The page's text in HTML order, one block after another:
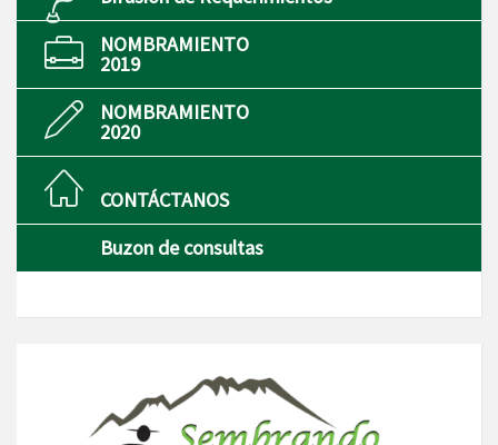
NOMBRAMIENTO
2019
NOMBRAMIENTO
2020
CONTÁCTANOS
Buzon de consultas